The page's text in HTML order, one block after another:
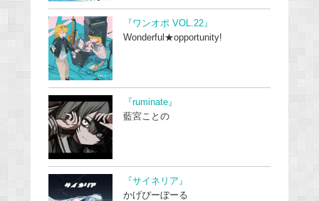
『ワンオポ VOL.22』
Wonderful★opportunity!
『ruminate』
藍宮ことの
『サイネリア』
かげぴーぼーる